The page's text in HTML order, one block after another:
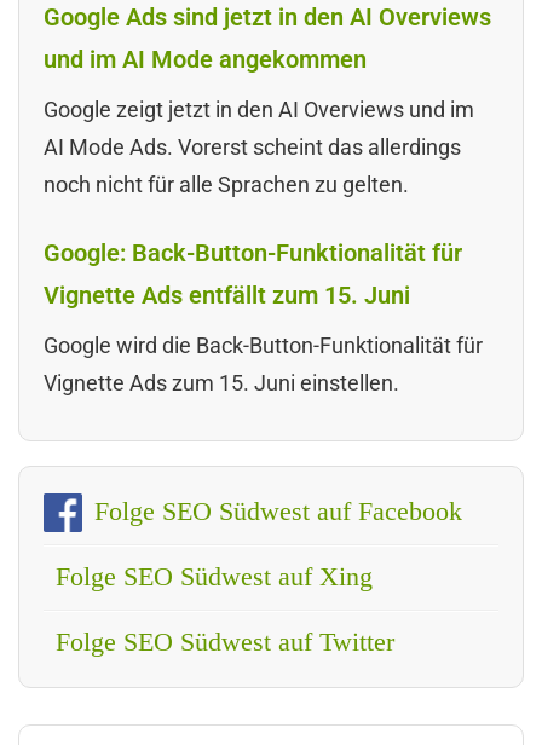
Google Ads sind jetzt in den AI Overviews
und im AI Mode angekommen
Google zeigt jetzt in den AI Overviews und im
AI Mode Ads. Vorerst scheint das allerdings
noch nicht für alle Sprachen zu gelten.
Google: Back-Button-Funktionalität für
Vignette Ads entfällt zum 15. Juni
Google wird die Back-Button-Funktionalität für
Vignette Ads zum 15. Juni einstellen.
Folge SEO Südwest auf Facebook
Folge SEO Südwest auf Xing
Folge SEO Südwest auf Twitter